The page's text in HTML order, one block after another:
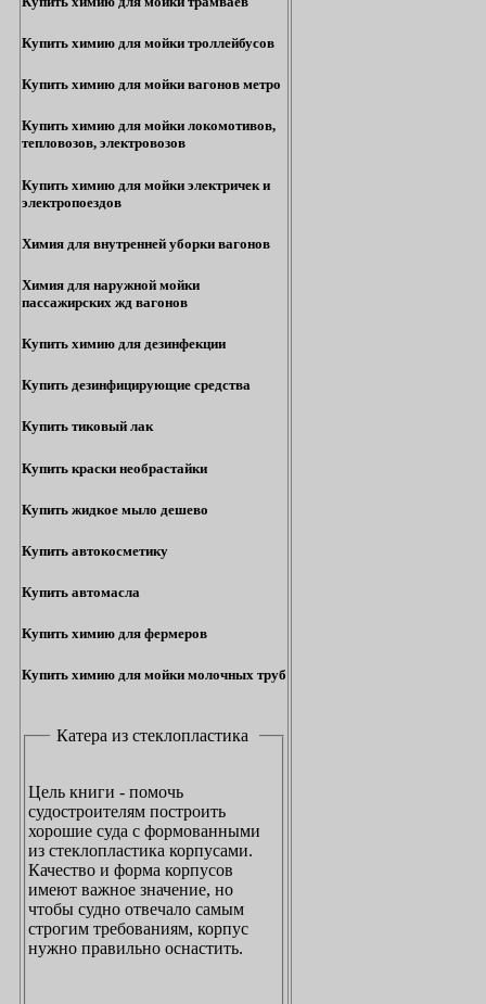
Купить химию для мойки троллейбусов
Купить химию для мойки вагонов метро
Купить химию для мойки локомотивов,
тепловозов, электровозов
Купить химию для мойки электричек и
электропоездов
Химия для внутренней уборки вагонов
Химия для наружной мойки
пассажирских жд вагонов
Купить химию для дезинфекции
Купить дезинфицирующие средства
Купить тиковый лак
Купить краски необрастайки
Купить жидкое мыло дешево
Купить автокосметику
Купить автомасла
Купить химию для фермеров
Купить химию для мойки молочных труб
Катера из стеклопластика
Цель книги - помочь
судостроителям построить
хорошие суда с формованными
из стеклопластика корпусами.
Качество и форма корпусов
имеют важное значение, но
чтобы судно отвечало самым
строгим требованиям, корпус
нужно правильно оснастить.